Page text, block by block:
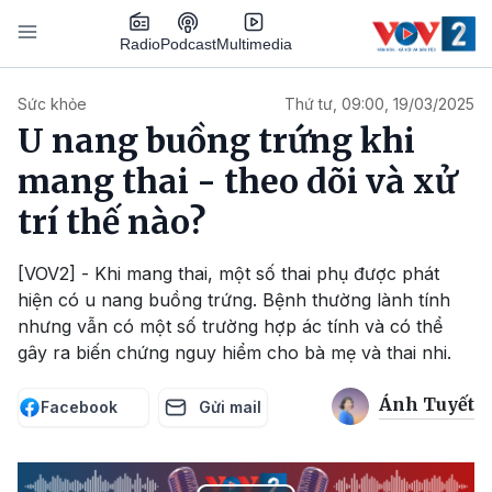
Nhảy đến nội dung
RadioPodcastMultimedia
Sức khỏe Thứ tư, 09:00, 19/03/2025
U nang buồng trứng khi
mang thai - theo dõi và xử
trí thế nào?
[VOV2] - Khi mang thai, một số thai phụ được phát
hiện có u nang buồng trứng. Bệnh thường lành tính
nhưng vẫn có một số trường hợp ác tính và có thể
gây ra biến chứng nguy hiểm cho bà mẹ và thai nhi.
Facebook Gửi mail Ánh Tuyết